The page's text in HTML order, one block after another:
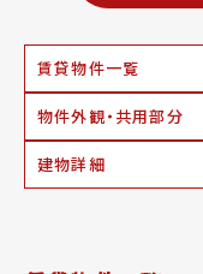
賃貸物件一覧
物件外観・共用部分
建物詳細